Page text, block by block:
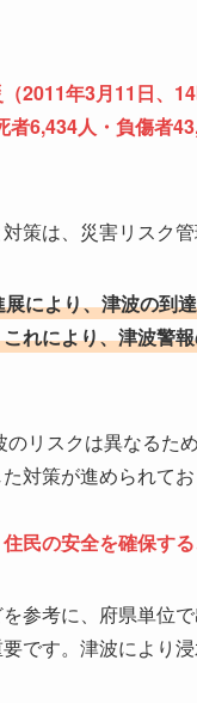
2011年3月11日、
者6,434人・負傷者
策は、災害リスク
により、津波の到
れにより、津波警
のリスクは異なるた
対策が進められて
民の安全を確保する
参考に、府県単位
です。津波により